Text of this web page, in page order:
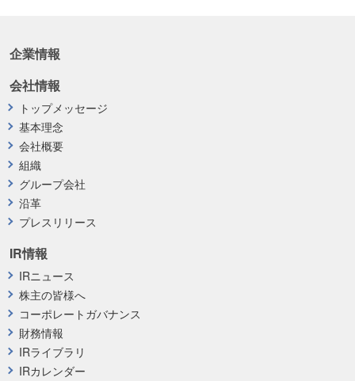
企業情報
会社情報
トップメッセージ
基本理念
会社概要
組織
グループ会社
沿革
プレスリリース
IR情報
IRニュース
株主の皆様へ
コーポレートガバナンス
財務情報
IRライブラリ
IRカレンダー